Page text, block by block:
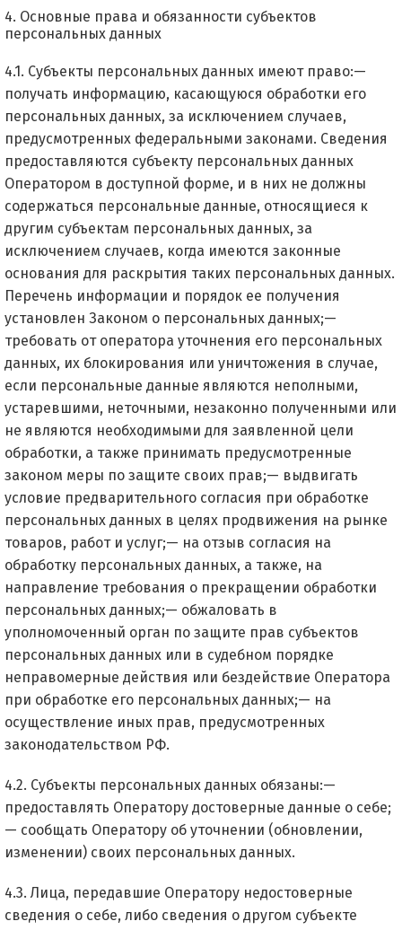
4. Основные права и обязанности субъектов
персональных данных
4.1. Субъекты персональных данных имеют право:—
получать информацию, касающуюся обработки его
персональных данных, за исключением случаев,
предусмотренных федеральными законами. Сведения
предоставляются субъекту персональных данных
Оператором в доступной форме, и в них не должны
содержаться персональные данные, относящиеся к
другим субъектам персональных данных, за
исключением случаев, когда имеются законные
основания для раскрытия таких персональных данных.
Перечень информации и порядок ее получения
установлен Законом о персональных данных;—
требовать от оператора уточнения его персональных
данных, их блокирования или уничтожения в случае,
если персональные данные являются неполными,
устаревшими, неточными, незаконно полученными или
не являются необходимыми для заявленной цели
обработки, а также принимать предусмотренные
законом меры по защите своих прав;— выдвигать
условие предварительного согласия при обработке
персональных данных в целях продвижения на рынке
товаров, работ и услуг;— на отзыв согласия на
обработку персональных данных, а также, на
направление требования о прекращении обработки
персональных данных;— обжаловать в
уполномоченный орган по защите прав субъектов
персональных данных или в судебном порядке
неправомерные действия или бездействие Оператора
при обработке его персональных данных;— на
осуществление иных прав, предусмотренных
законодательством РФ.
4.2. Субъекты персональных данных обязаны:—
предоставлять Оператору достоверные данные о себе;
— сообщать Оператору об уточнении (обновлении,
изменении) своих персональных данных.
4.3. Лица, передавшие Оператору недостоверные
сведения о себе, либо сведения о другом субъекте